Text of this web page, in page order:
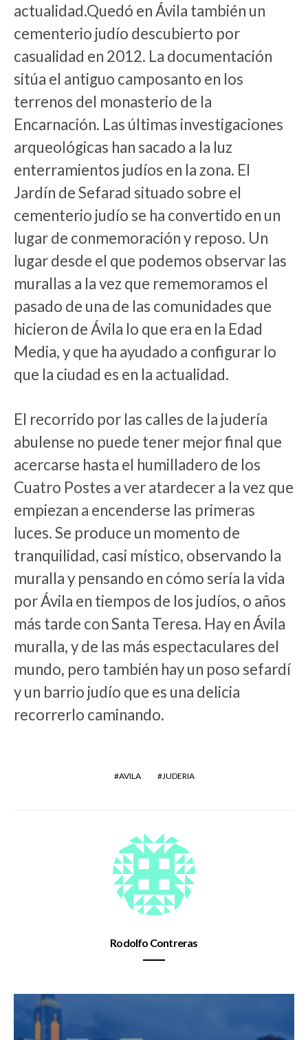
actualidad.Quedó en Ávila también un
cementerio judío descubierto por
casualidad en 2012. La documentación
sitúa el antiguo camposanto en los
terrenos del monasterio de la
Encarnación. Las últimas investigaciones
arqueológicas han sacado a la luz
enterramientos judíos en la zona. El
Jardín de Sefarad situado sobre el
cementerio judío se ha convertido en un
lugar de conmemoración y reposo. Un
lugar desde el que podemos observar las
murallas a la vez que rememoramos el
pasado de una de las comunidades que
hicieron de Ávila lo que era en la Edad
Media, y que ha ayudado a configurar lo
que la ciudad es en la actualidad.
El recorrido por las calles de la judería
abulense no puede tener mejor final que
acercarse hasta el humilladero de los
Cuatro Postes a ver atardecer a la vez que
empiezan a encenderse las primeras
luces. Se produce un momento de
tranquilidad, casi místico, observando la
muralla y pensando en cómo sería la vida
por Ávila en tiempos de los judíos, o años
más tarde con Santa Teresa. Hay en Ávila
muralla, y de las más espectaculares del
mundo, pero también hay un poso sefardí
y un barrio judío que es una delicia
recorrerlo caminando.
AVILA JUDERIA
Rodolfo Contreras